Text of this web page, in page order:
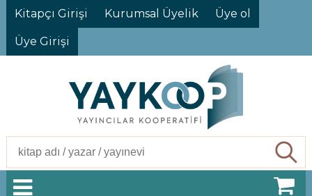
Kitapçı Girişi Kurumsal Üyelik Üye ol
Üye Girişi